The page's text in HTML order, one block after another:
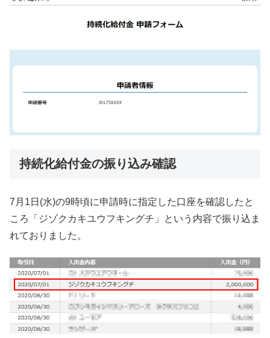
持続化給付金の振り込み確認
7月1日(水)の9時頃に申請時に指定した口座を確認したと
ころ「ジゾクカキユウフキングチ」という内容で振り込ま
れておりました。